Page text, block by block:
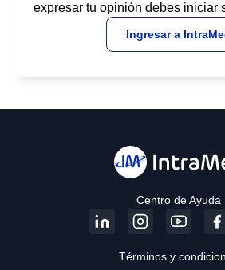
expresar tu opinión debes iniciar
Ingresar a
Centro de Ayuda
Términos y